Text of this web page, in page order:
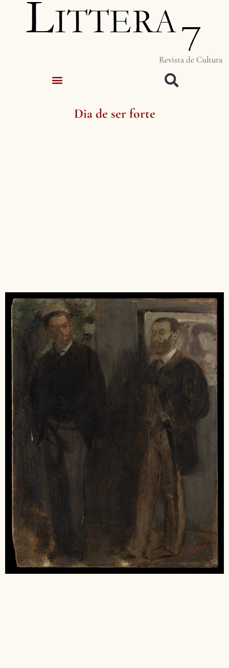
Revista de Cultura
Dia de ser forte